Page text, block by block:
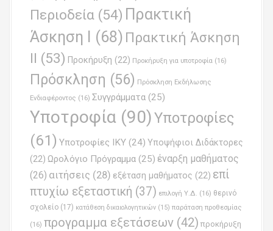
Περιοδεία (54) Πρακτική
Άσκηση Ι
(68) Πρακτική Άσκηση
ΙΙ (53) Προκήρυξη (22) Προκήρυξη για υποτροφία (16)
Πρόσκληση (56) Πρόσκληση Εκδήλωσης
Ενδιαφέροντος (16) Συγγράμματα (25)
Υποτροφία (90)Υποτροφίες
(61) Υποτροφίες ΙΚΥ (24) Υποψήφιοι Διδάκτορες
(22) Ωρολόγιο Πρόγραμμα (25) έναρξη μαθήματος
(26) αιτήσεις (28) εξέταση μαθήματος (22) επί
πτυχίω εξεταστική (37) επιλογή Υ.Δ. (16) θερινό
σχολείο (17) κατάθεση δικαιολογητικών (15) παράταση προθεσμίας
(16) προγραμμα εξετάσεων (42) προκήρυξη